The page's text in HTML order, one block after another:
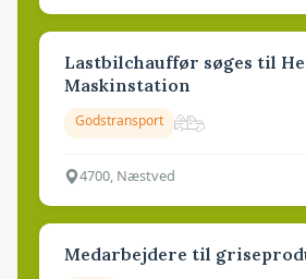
Lastbilchauffør søges til
Maskinstation
Godstransport
4700, Næstved
Medarbejdere til